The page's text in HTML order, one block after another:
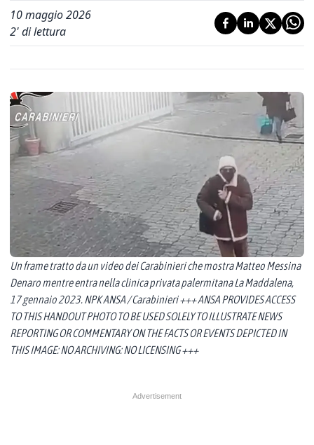
10 maggio 2026
2' di lettura
Un frame tratto da un video dei Carabinieri che mostra Matteo Messina
Denaro mentre entra nella clinica privata palermitana La Maddalena,
17 gennaio 2023. NPK ANSA / Carabinieri +++ ANSA PROVIDES ACCESS
TO THIS HANDOUT PHOTO TO BE USED SOLELY TO ILLUSTRATE NEWS
REPORTING OR COMMENTARY ON THE FACTS OR EVENTS DEPICTED IN
THIS IMAGE: NO ARCHIVING: NO LICENSING +++